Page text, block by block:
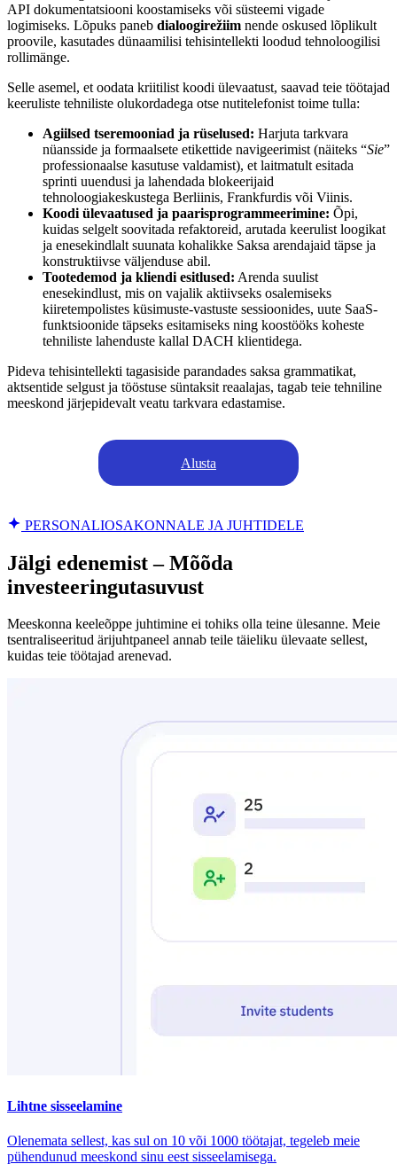
API dokumentatsiooni koostamiseks või süsteemi vigade
logimiseks. Lõpuks paneb dialoogirežiim nende oskused lõplikult
proovile, kasutades dünaamilisi tehisintellekti loodud tehnoloogilisi
rollimänge.
Selle asemel, et oodata kriitilist koodi ülevaatust, saavad teie töötajad
keeruliste tehniliste olukordadega otse nutitelefonist toime tulla:
Agiilsed tseremooniad ja rüselused: Harjuta tarkvara
nüansside ja formaalsete etikettide navigeerimist (näiteks “Sie”
professionaalse kasutuse valdamist), et laitmatult esitada
sprinti uuendusi ja lahendada blokeerijaid
tehnoloogiakeskustega Berliinis, Frankfurdis või Viinis.
Koodi ülevaatused ja paarisprogrammeerimine: Õpi,
kuidas selgelt soovitada refaktoreid, arutada keerulist loogikat
ja enesekindlalt suunata kohalikke Saksa arendajaid täpse ja
konstruktiivse väljenduse abil.
Tootedemod ja kliendi esitlused: Arenda suulist
enesekindlust, mis on vajalik aktiivseks osalemiseks
kiiretempolistes küsimuste-vastuste sessioonides, uute SaaS-
funktsioonide täpseks esitamiseks ning koostööks koheste
tehniliste lahenduste kallal DACH klientidega.
Pideva tehisintellekti tagasiside parandades saksa grammatikat,
aktsentide selgust ja tööstuse süntaksit reaalajas, tagab teie tehniline
meeskond järjepidevalt veatu tarkvara edastamise.
Alusta
PERSONALIOSAKONNALE JA JUHTIDELE
Jälgi edenemist – Mõõda
investeeringutasuvust
Meeskonna keeleõppe juhtimine ei tohiks olla teine ülesanne. Meie
tsentraliseeritud ärijuhtpaneel annab teile täieliku ülevaate sellest,
kuidas teie töötajad arenevad.
Lihtne sisseelamine
Olenemata sellest, kas sul on 10 või 1000 töötajat, tegeleb meie
pühendunud meeskond sinu eest sisseelamisega.